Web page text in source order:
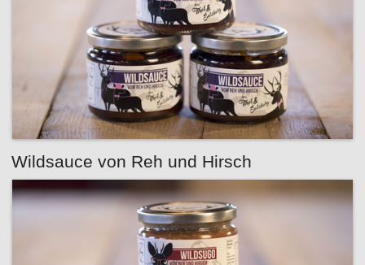
Wildsauce von Reh und Hirsch